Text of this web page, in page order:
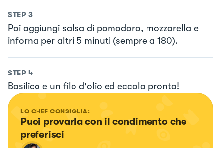
STEP 3
Poi aggiungi salsa di pomodoro, mozzarella e
inforna per altri 5 minuti (sempre a 180).
STEP 4
Basilico e un filo d'olio ed eccola pronta!
LO CHEF CONSIGLIA:
Puoi provarla con il condimento che
preferisci